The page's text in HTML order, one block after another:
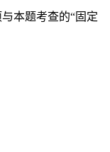
本题考查的“固定